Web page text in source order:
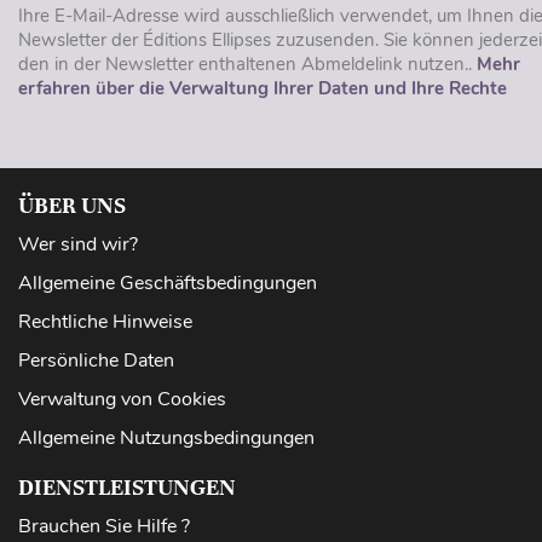
Ihre E-Mail-Adresse wird ausschließlich verwendet, um Ihnen die
Newsletter der Éditions Ellipses zuzusenden. Sie können
den in der Newsletter enthaltenen Abmeldelink nutzen.. Mehr
erfahren über die Verwaltung Ihrer Daten und Ihre Rechte
ÜBER UNS
Wer sind wir?
Allgemeine Geschäftsbedingungen
Rechtliche Hinweise
Persönliche Daten
Verwaltung von Cookies
Allgemeine Nutzungsbedingungen
DIENSTLEISTUNGEN
Brauchen Sie Hilfe ?